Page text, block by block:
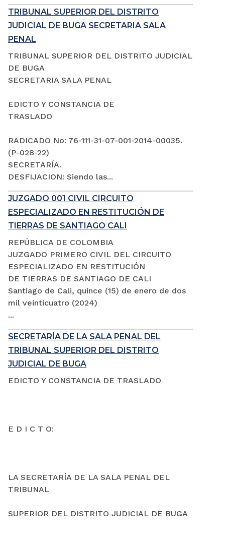
TRIBUNAL SUPERIOR DEL DISTRITO
JUDICIAL DE BUGA SECRETARIA SALA
PENAL
TRIBUNAL SUPERIOR DEL DISTRITO JUDICIAL
DE BUGA
SECRETARIA SALA PENAL
EDICTO Y CONSTANCIA DE
TRASLADO
RADICADO No: 76-111-31-07-001-2014-00035.
(P-028-22)
SECRETARÍA.
DESFIJACION: Siendo las...
JUZGADO 001 CIVIL CIRCUITO
ESPECIALIZADO EN RESTITUCIÓN DE
TIERRAS DE SANTIAGO CALI
REPÚBLICA DE COLOMBIA
JUZGADO PRIMERO CIVIL DEL CIRCUITO
ESPECIALIZADO EN RESTITUCIÓN
DE TIERRAS DE SANTIAGO DE CALI
Santiago de Cali, quince (15) de enero de dos
mil veinticuatro (2024)
...
SECRETARÍA DE LA SALA PENAL DEL
TRIBUNAL SUPERIOR DEL DISTRITO
JUDICIAL DE BUGA
EDICTO Y CONSTANCIA DE TRASLADO
E D I C T O:
LA SECRETARÍA DE LA SALA PENAL DEL
TRIBUNAL
SUPERIOR DEL DISTRITO JUDICIAL DE BUGA